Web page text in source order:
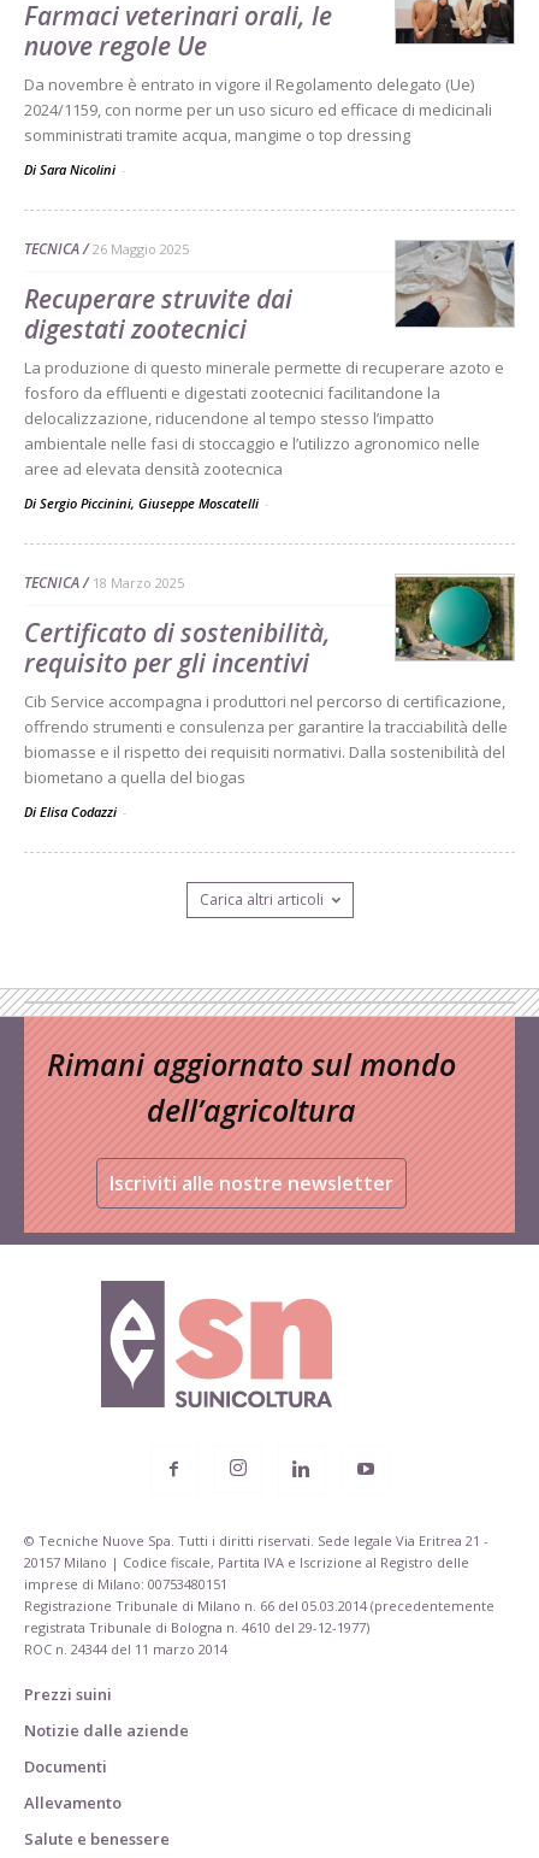
Farmaci veterinari orali, le
nuove regole Ue
Da novembre è entrato in vigore il Regolamento delegato (Ue)
2024/1159, con norme per un uso sicuro ed efficace di medicinali
somministrati tramite acqua, mangime o top dressing
Di Sara Nicolini -
TECNICA 26 Maggio 2025
Recuperare struvite dai
digestati zootecnici
La produzione di questo minerale permette di recuperare azoto e
fosforo da effluenti e digestati zootecnici facilitandone la
delocalizzazione, riducendone al tempo stesso l’impatto
ambientale nelle fasi di stoccaggio e l’utilizzo agronomico nelle
aree ad elevata densità zootecnica
Di Sergio Piccinini, Giuseppe Moscatelli -
TECNICA 18 Marzo 2025
Certificato di sostenibilità,
requisito per gli incentivi
Cib Service accompagna i produttori nel percorso di certificazione,
offrendo strumenti e consulenza per garantire la tracciabilità delle
biomasse e il rispetto dei requisiti normativi. Dalla sostenibilità del
biometano a quella del biogas
Di Elisa Codazzi -
Carica altri articoli
Rimani aggiornato sul mondo
dell’agricoltura
Iscriviti alle nostre newsletter
© Tecniche Nuove Spa. Tutti i diritti riservati. Sede legale Via Eritrea 21 -
20157 Milano | Codice fiscale, Partita IVA e Iscrizione al Registro delle
imprese di Milano: 00753480151
Registrazione Tribunale di Milano n. 66 del 05.03.2014 (precedentemente
registrata Tribunale di Bologna n. 4610 del 29-12-1977)
ROC n. 24344 del 11 marzo 2014
Prezzi suini
Notizie dalle aziende
Documenti
Allevamento
Salute e benessere